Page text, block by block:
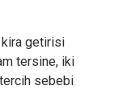
kira getirisi
tersine, iki
tercih sebebi